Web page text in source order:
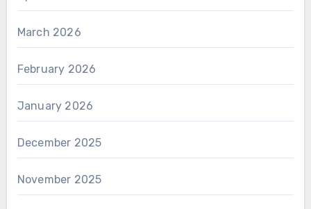
March 2026
February 2026
January 2026
December 2025
November 2025